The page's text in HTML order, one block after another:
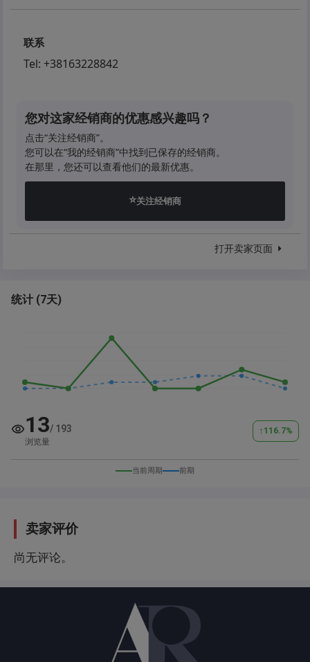
联系
Tel: +38163228842
您对这家经销商的优惠感兴趣吗？
点击“关注经销商”。
您可以在“我的经销商”中找到已保存的经销商。
在那里，您还可以查看他们的最新优惠。
⭐关注经销商
打开卖家页面
统计 (7天)
13/ 193
浏览量
↑ 116.7%
当前周期 前期
卖家评价
尚无评论。